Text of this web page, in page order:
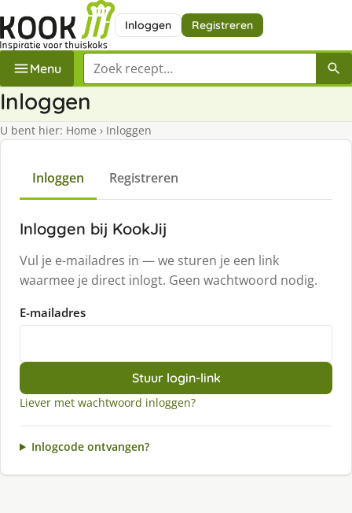
Inloggen Registreren
Menu Zoek een recept
Inloggen
U bent hier: Home › Inloggen
Inloggen Registreren
Inloggen bij KookJij
Vul je e-mailadres in — we sturen je een link
waarmee je direct inlogt. Geen wachtwoord nodig.
E-mailadres
Stuur login-link
Liever met wachtwoord inloggen?
Inlogcode ontvangen?